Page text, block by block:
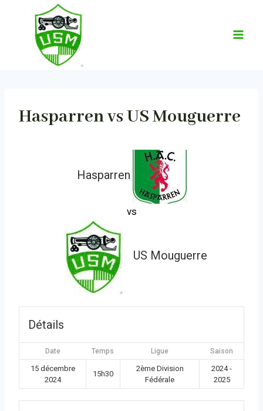
Hasparren vs US Mouguerre
Hasparren
vs
US Mouguerre
Détails
Date Temps Ligue Saison
15 décembre
2024
15h30
2ème Division
Fédérale
2024 -
2025